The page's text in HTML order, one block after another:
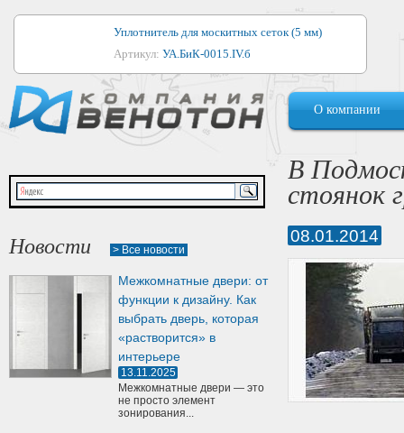
Уплотнитель для москитных сеток (5 мм)
Артикул: УА.БиК-0015.IV.б
Уплотнитель для алюминиевых окон
Артикул:1044
Уплотнитель для деревянных окон
Артикул:УМ.БиК-0062.IV.б
Уплотнитель лоджиевый для (4, 5, 6 мм)
Артикул:
О компании
Новости > Все новости
Межкомнатные двери: от
функции к дизайну. Как
выбрать дверь, которая
«растворится» в
интерьере
13.11.2025
Межкомнатные двери — это
не просто элемент
зонирования...
В
стоянок
08.01.2014